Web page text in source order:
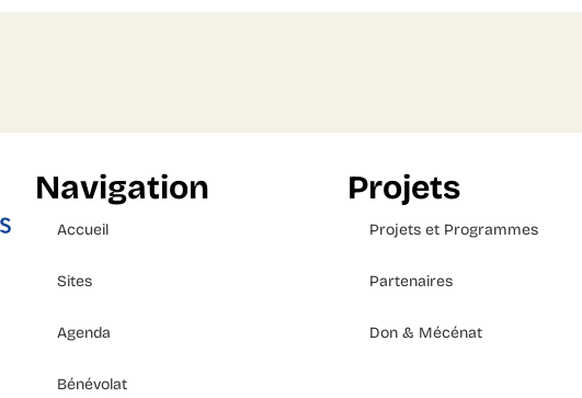
Navigation
Accueil
Sites
Agenda
Bénévolat
Projets
Projets et Programmes
Partenaires
Don & Mécénat